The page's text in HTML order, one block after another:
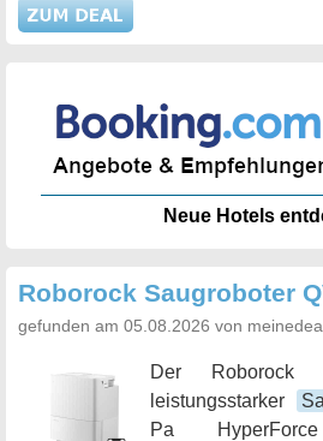
Neue Hotels
Roborock Saugroboter
gefunden am 05.08.2026 von
Der
leistungsstarker
Pa